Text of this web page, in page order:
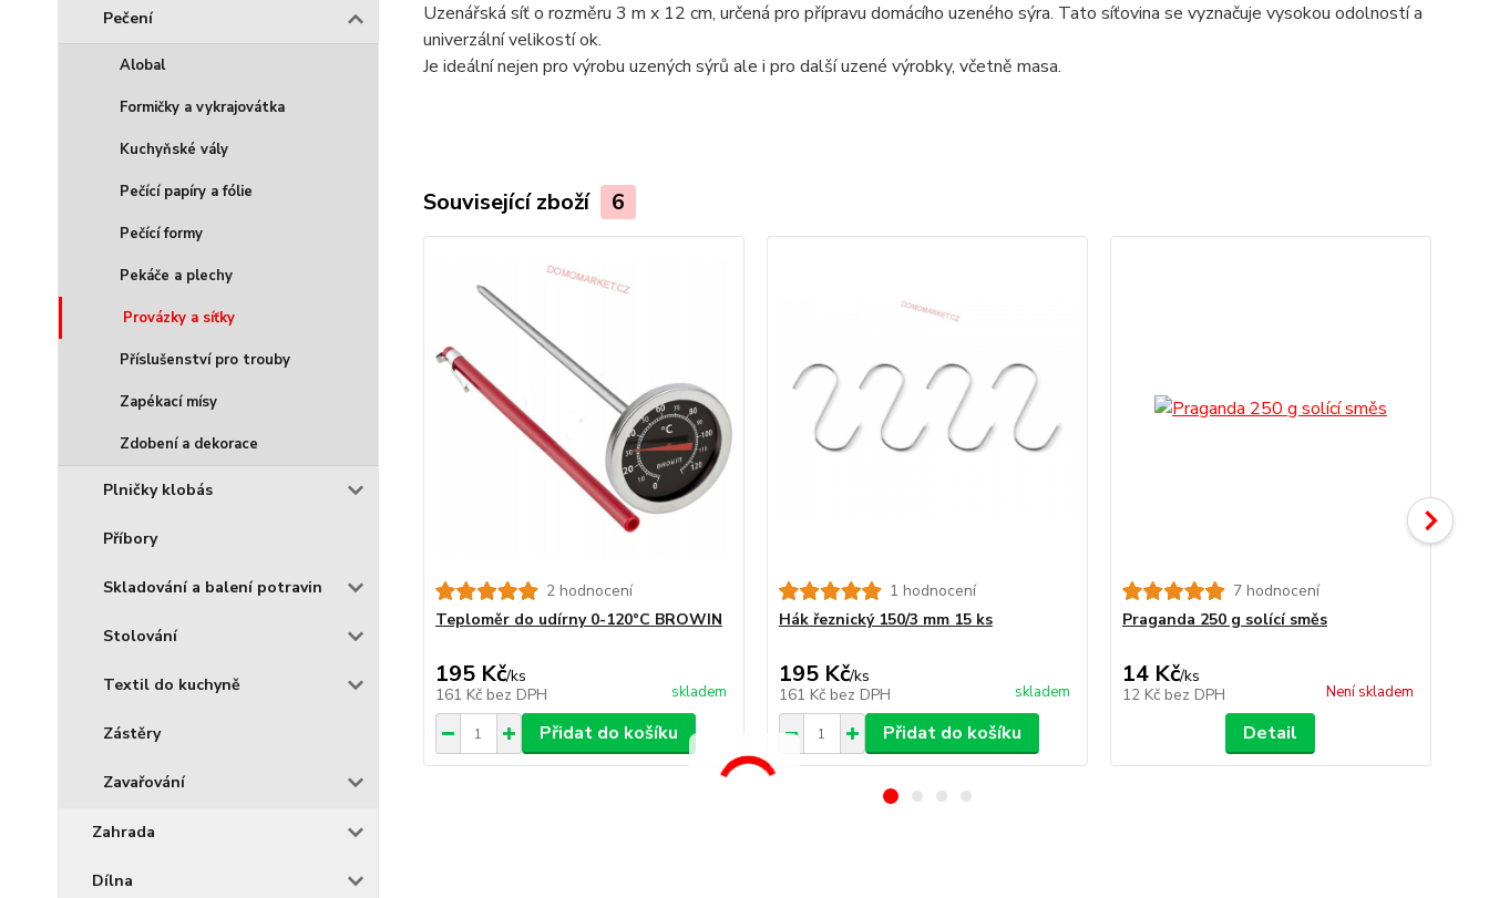
Pečení
Alobal
Formičky a vykrajovátka
Kuchyňské vály
Pečící papíry a fólie
Pečící formy
Pekáče a plechy
Provázky a síťky
Příslušenství pro trouby
Zapékací mísy
Zdobení a dekorace
Plničky klobás
Příbory
Skladování a balení potravin
Stolování
Textil do kuchyně
Zástěry
Zavařování
Zahrada
Dílna
Uzenářská síť o rozměru 3 m x 12 cm, určená pro přípravu domácího uzeného sýra. Tato síťovina se vyznačuje vysokou odolností a
univerzální velikostí ok.
Je ideální nejen pro výrobu uzených sýrů ale i pro další uzené výrobky, včetně masa.
Související zboží 6
2 hodnocení
Teploměr do udírny 0-120°C BROWIN
195 Kč/ks
161 Kč bez DPH skladem
Přidat do košíku
1 hodnocení
Hák řeznický 150/3 mm 15 ks
195 Kč/ks
161 Kč bez DPH skladem
Přidat do košíku
7 hodnocení
Praganda 250 g solící směs
14 Kč/ks
12 Kč bez DPH Není skladem
Detail